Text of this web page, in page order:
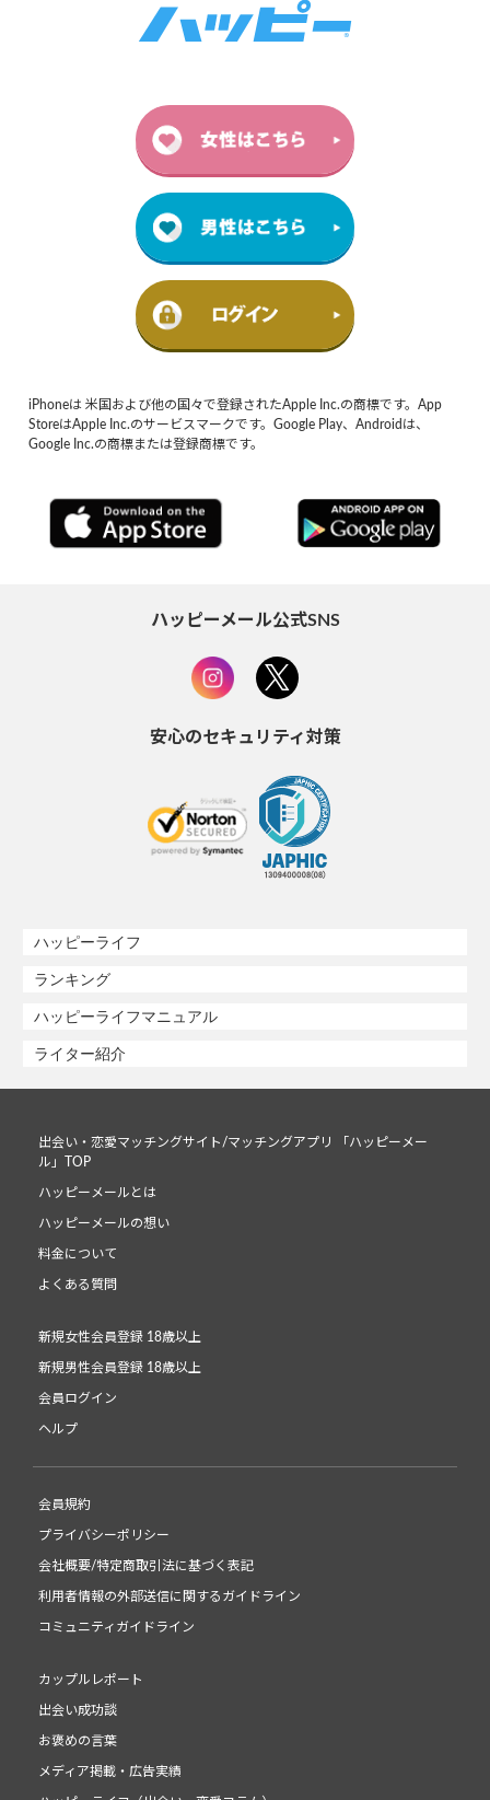
iPhoneは 米国および他の国々で登録されたApple Inc.の商標です。App
StoreはApple Inc.のサービスマークです。Google Play、Androidは、
Google Inc.の商標または登録商標です。
ハッピーメール公式SNS
安心のセキュリティ対策
ハッピーライフ
ランキング
ハッピーライフマニュアル
ライター紹介
出会い・恋愛マッチングサイト/マッチングアプリ 「ハッピーメー
ル」TOP
ハッピーメールとは
ハッピーメールの想い
料金について
よくある質問
新規女性会員登録 18歳以上
新規男性会員登録 18歳以上
会員ログイン
ヘルプ
会員規約
プライバシーポリシー
会社概要/特定商取引法に基づく表記
利用者情報の外部送信に関するガイドライン
コミュニティガイドライン
カップルレポート
出会い成功談
お褒めの言葉
メディア掲載・広告実績